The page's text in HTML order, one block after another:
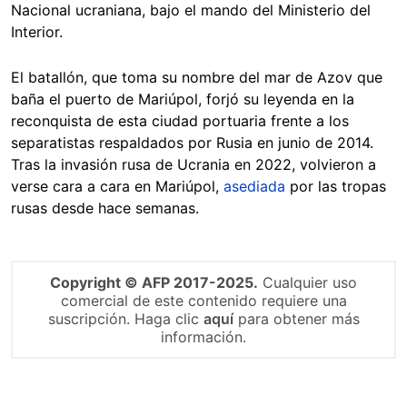
Nacional ucraniana, bajo el mando del Ministerio del
Interior.
El batallón, que toma su nombre del mar de Azov que
baña el puerto de Mariúpol, forjó su leyenda en la
reconquista de esta ciudad portuaria frente a los
separatistas respaldados por Rusia en junio de 2014.
Tras la invasión rusa de Ucrania en 2022, volvieron a
verse cara a cara en Mariúpol, asediada por las tropas
rusas desde hace semanas.
Copyright © AFP 2017-2025. Cualquier uso
comercial de este contenido requiere una
suscripción. Haga clic aquípara obtener más
información.